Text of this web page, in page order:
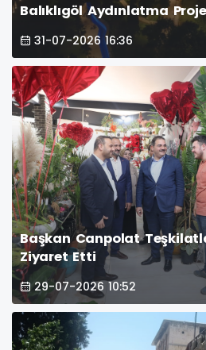
Balıklıgöl Aydınlatma
31-07-2026 16:36
Başkan Canpolat
Ziyaret Etti
29-07-2026 10:52